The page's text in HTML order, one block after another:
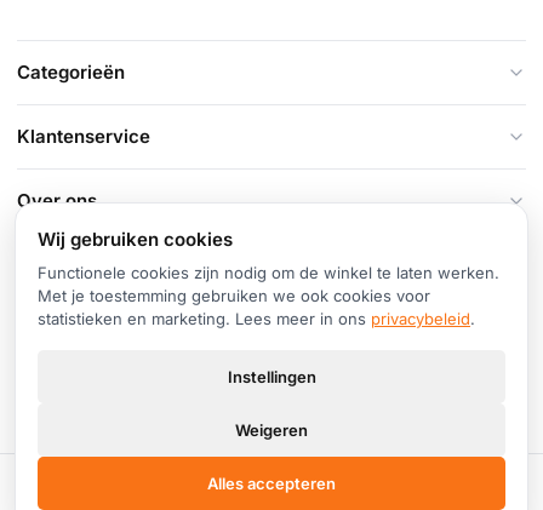
Categorieën
Klantenservice
Over ons
Contact
Hoogstraat 84, 4251 CN Werkendam
+31 (0)183 51 54 59
© 2026 CheapFixIt · KVK 64716295 · BTW NL002419715B11
Wij gebruiken cookies
Functionele cookies zijn nodig om de winkel te laten werken.
Met je toestemming gebruiken we ook cookies voor
statistieken en marketing. Lees meer in ons privacybeleid.
Instellingen
Weigeren
Alles accepteren